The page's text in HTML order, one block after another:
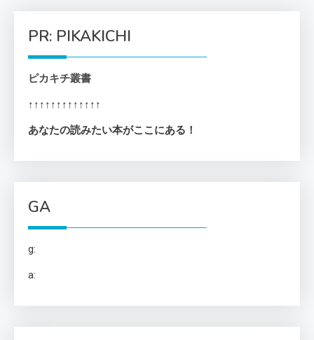
PR: PIKAKICHI
ピカキチ叢書
↑↑↑↑↑↑↑↑↑↑↑↑↑
あなたの読みたい本がここにある！
GA
g:
a: